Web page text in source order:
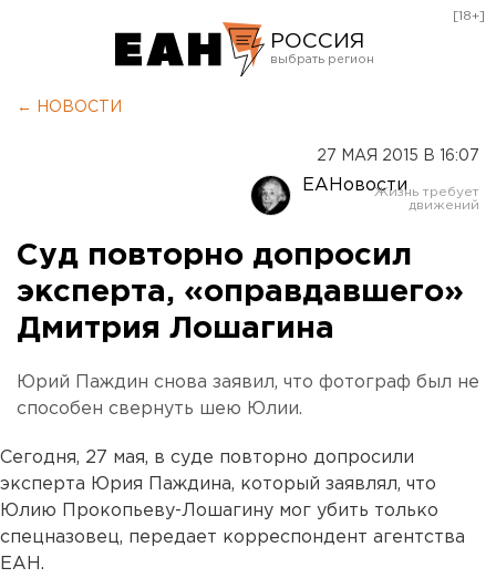
РОССИЯ
Оренбург
[18+]
← НОВОСТИ
27 МАЯ 2015 В 16:07
ЕАНовости
Суд повторно допросил
эксперта, «оправдавшего»
Дмитрия Лошагина
Юрий Паждин снова заявил, что фотограф был не
способен свернуть шею Юлии.
Сегодня, 27 мая, в суде повторно допросили
эксперта Юрия Паждина, который заявлял, что
Юлию Прокопьеву-Лошагину мог убить только
спецназовец, передает корреспондент агентства
ЕАН.